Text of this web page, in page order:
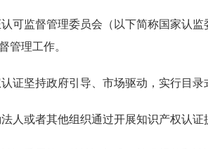
可监督管理委员会（以下简称国家认
管理工作。
证坚持政府引导、市场驱动，实行目录
人或者其他组织通过开展知识产权认